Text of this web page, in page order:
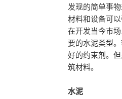
发现的简单事
材料和设备可
在开发当今市
要的水泥类型
好的约束剂。
筑材料。
水泥